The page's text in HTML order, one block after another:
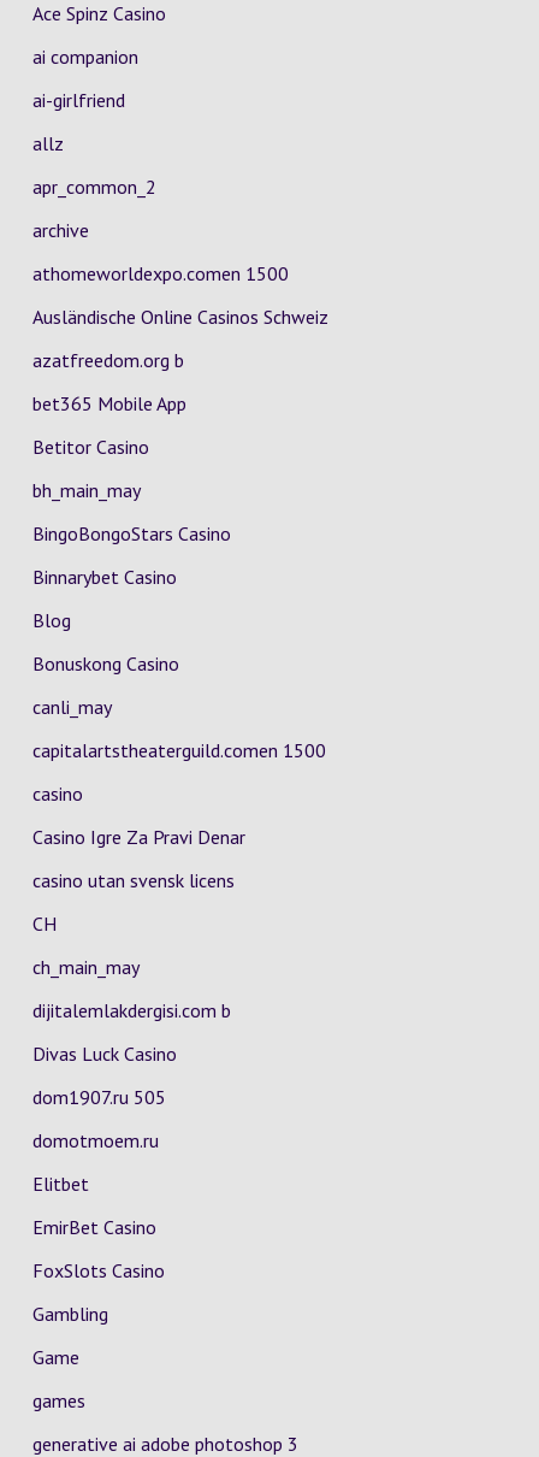
Ace Spinz Casino
ai companion
ai-girlfriend
allz
apr_common_2
archive
athomeworldexpo.comen 1500
Ausländische Online Casinos Schweiz
azatfreedom.org b
bet365 Mobile App
Betitor Casino
bh_main_may
BingoBongoStars Casino
Binnarybet Casino
Blog
Bonuskong Casino
canli_may
capitalartstheaterguild.comen 1500
casino
Casino Igre Za Pravi Denar
casino utan svensk licens
CH
ch_main_may
dijitalemlakdergisi.com b
Divas Luck Casino
dom1907.ru 505
domotmoem.ru
Elitbet
EmirBet Casino
FoxSlots Casino
Gambling
Game
games
generative ai adobe photoshop 3